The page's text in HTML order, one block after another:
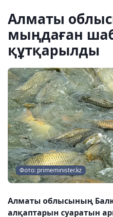
Алматы
мыңдаған
құтқарылды
Фото: primeminister.kz
Алматы облысының
алқаптарын суаратын